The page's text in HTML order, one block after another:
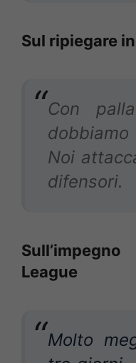
Sul ripiegare
Con
Noi
difensori.
League
Molto